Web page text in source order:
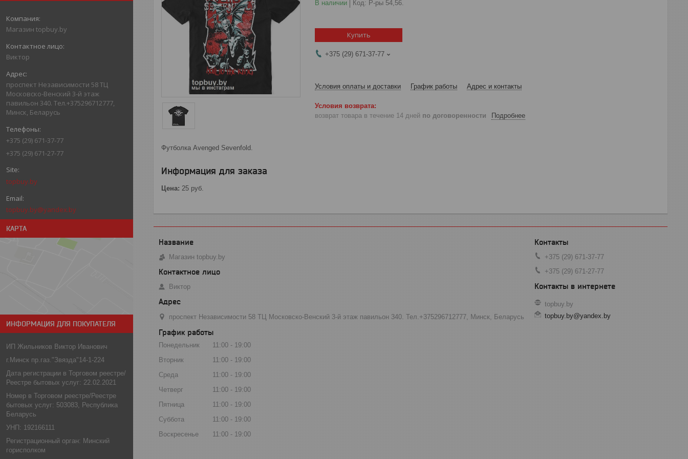
Магазин topbuy.by
Виктор
проспект Независимости 58 ТЦ
Московско-Венский 3-й этаж
павильон 340. Тел.+375296712777,
Минск, Беларусь
+375 (29) 671-37-77
+375 (29) 671-27-77
topbuy.by
topbuy.by@yandex.by
КАРТА
ИНФОРМАЦИЯ ДЛЯ ПОКУПАТЕЛЯ
ИП Жильников Виктор Иванович
г.Минск пр.газ."Звязда"14-1-224
Дата регистрации в Торговом реестре/
Реестре бытовых услуг: 22.02.2021
Номер в Торговом реестре/Реестре
бытовых услуг: 503083, Республика
Беларусь
УНП: 192166111
Регистрационный орган: Минский
горисполком
В наличии Код: Р-ры 54,56.
Купить
+375 (29) 671-37-77
Условия оплаты и доставки График работы Адрес и контакты
возврат товара в течение 14 дней по договоренности Подробнее
Футболка Avenged Sevenfold.
Информация для заказа
Цена: 25 руб.
Магазин topbuy.by
Виктор
проспект Независимости 58 ТЦ Московско-Венский 3-й этаж павильон 340. Тел.+375296712777, Минск, Беларусь
+375 (29) 671-37-77
+375 (29) 671-27-77
topbuy.by
topbuy.by@yandex.by
График работы
Понедельник 11:00
19:00
Вторник
11:00
19:00
Среда
11:00
19:00
Четверг
11:00
19:00
Пятница
11:00
19:00
Суббота
11:00
19:00
Воскресенье
11:00 19:00